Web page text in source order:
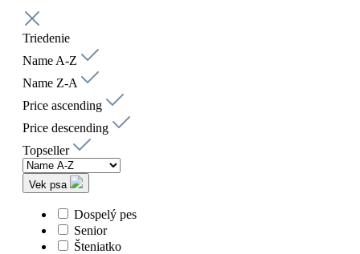
Triedenie
Name A-Z
Name Z-A
Price ascending
Price descending
Topseller
Vek psa
Dospelý pes
Senior
Šteniatko